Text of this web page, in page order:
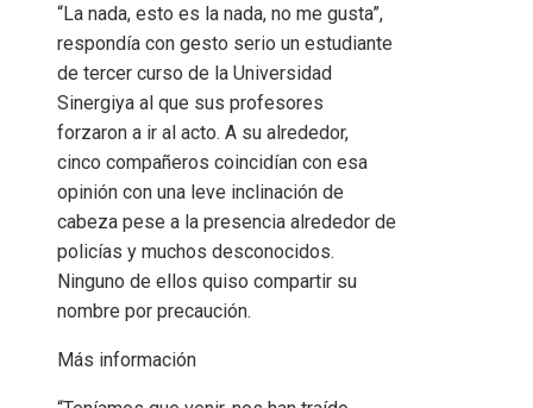
“La nada, esto es la nada, no me gusta”,
respondía con gesto serio un estudiante
de tercer curso de la Universidad
Sinergiya al que sus profesores
forzaron a ir al acto. A su alrededor,
cinco compañeros coincidían con esa
opinión con una leve inclinación de
cabeza pese a la presencia alrededor de
policías y muchos desconocidos.
Ninguno de ellos quiso compartir su
nombre por precaución.
Más información